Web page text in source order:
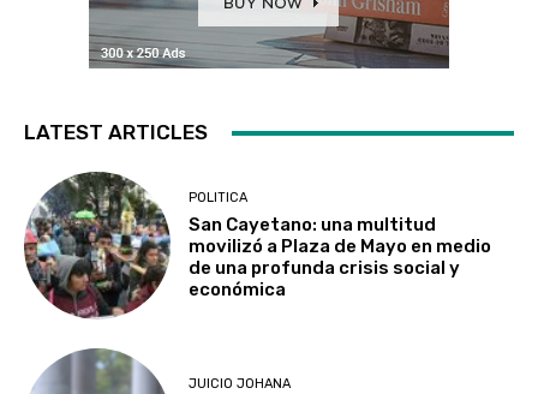
LATEST ARTICLES
POLITICA
San Cayetano: una multitud
movilizó a Plaza de Mayo en medio
de una profunda crisis social y
económica
JUICIO JOHANA